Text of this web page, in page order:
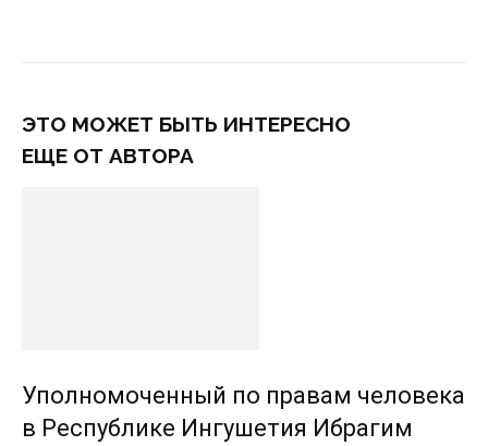
ЭТО МОЖЕТ БЫТЬ ИНТЕРЕСНО
ЕЩЕ ОТ АВТОРА
Уполномоченный по правам человека
в Республике Ингушетия Ибрагим